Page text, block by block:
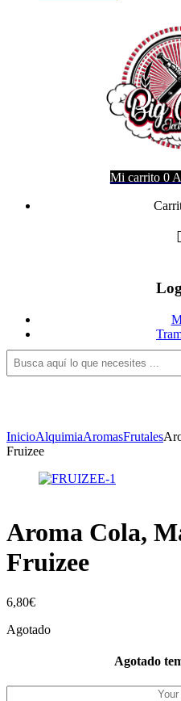
Mi carrito 0
InicioAlquimiaAromasFrutales
Fruizee
Aroma Cola,
Fruizee
6,80€
Agotado
Agotado